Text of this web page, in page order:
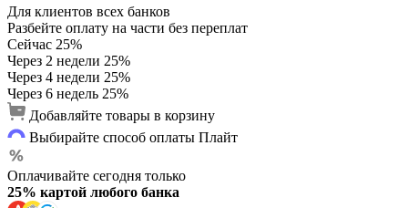
Для клиентов всех банков
Разбейте оплату на части без переплат
Сейчас 25%
Через 2 недели 25%
Через 4 недели 25%
Через 6 недель 25%
Добавляйте товары в корзину
Выбирайте способ оплаты Плайт
Оплачивайте сегодня только
25% картой любого банка